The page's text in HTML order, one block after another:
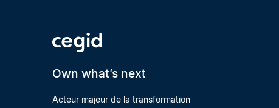
Own what’s next
Acteur majeur de la transformation